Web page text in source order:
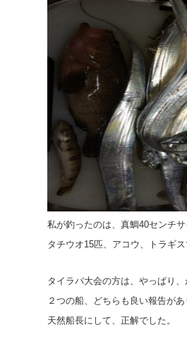
私が釣ったのは、真鯛40センチサ
タチウオ15匹、アコウ、トラギス
タイラバ大会の方は、やっぱり、
２つの船、どちらも良い報告があ
天然船長にして、正解でした。